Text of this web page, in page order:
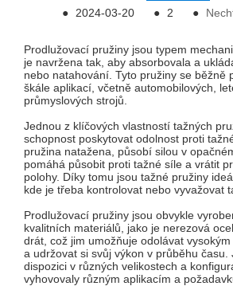
● 2024-03-20 ● 2 ●
Prodlužovací pružiny jsou typem
je navržena tak, aby absorbovala a
nebo natahování. Tyto pružiny se běžně
škále aplikací, včetně automobilových,
průmyslových strojů.
Jednou z klíčových vlastností tažných
schopnost poskytovat odolnost proti
pružina natažena, působí silou v
pomáhá působit proti tažné síle a vrátit
polohy. Díky tomu jsou tažné pružiny
kde je třeba kontrolovat nebo vyvažovat
Prodlužovací pružiny jsou obvykle
kvalitních materiálů, jako je nerezová
drát, což jim umožňuje odolávat
a udržovat si svůj výkon v průběhu času.
dispozici v různých velikostech a
vyhovovaly různým aplikacím a